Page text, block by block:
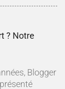
? Notre
Blogger